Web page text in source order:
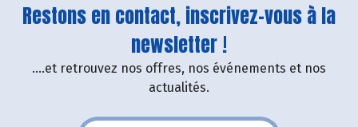
Restons en contact, inscrivez-vous à la
newsletter !
....et retrouvez nos offres, nos événements et nos
actualités.